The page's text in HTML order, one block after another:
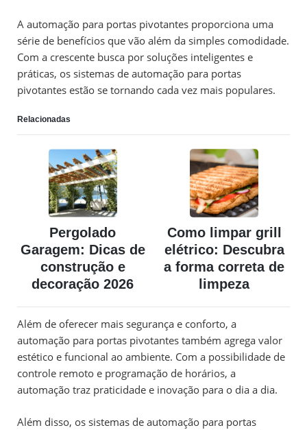
A automação para portas pivotantes proporciona uma
série de benefícios que vão além da simples comodidade.
Com a crescente busca por soluções inteligentes e
práticas, os sistemas de automação para portas
pivotantes estão se tornando cada vez mais populares.
Relacionadas
Pergolado
Garagem: Dicas de
construção e
decoração 2026
Como limpar grill
elétrico: Descubra
a forma correta de
limpeza
Além de oferecer mais segurança e conforto, a
automação para portas pivotantes também agrega valor
estético e funcional ao ambiente. Com a possibilidade de
controle remoto e programação de horários, a
automação traz praticidade e inovação para o dia a dia.
Além disso, os sistemas de automação para portas